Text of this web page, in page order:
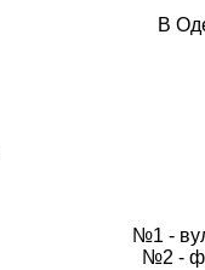
В
№1 -
№2 -